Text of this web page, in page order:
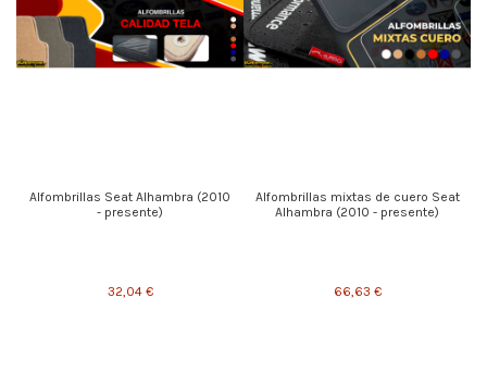
Alfombrillas Seat Alhambra (2010
- presente)
32,04 €
Alfombrillas mixtas de cuero Seat
Alhambra (2010 - presente)
66,63 €